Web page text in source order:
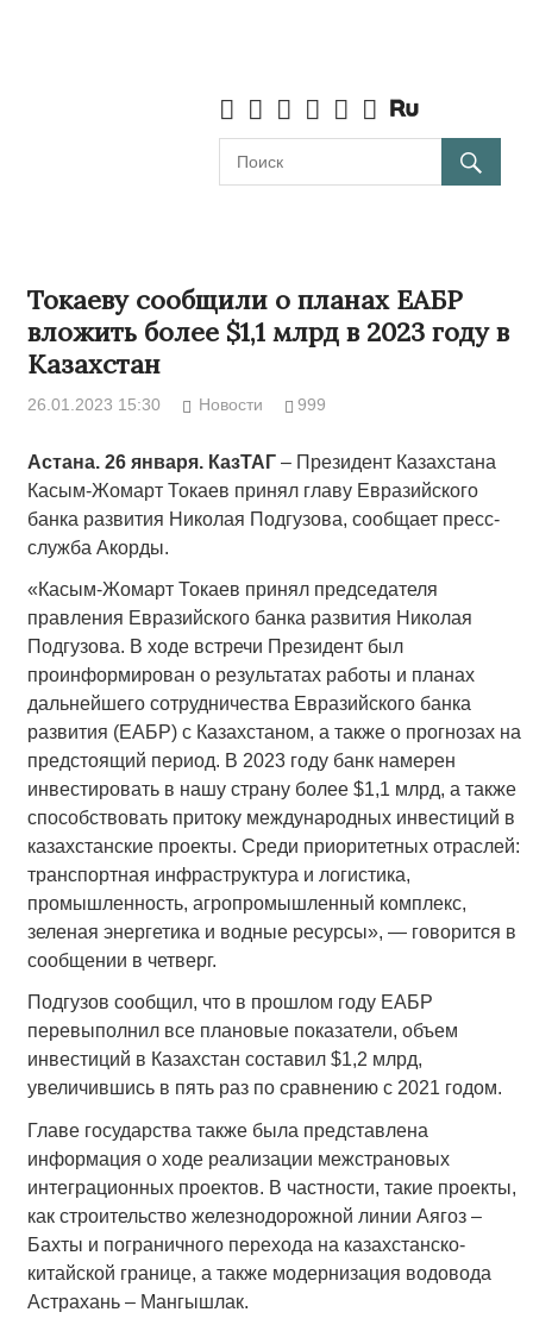
Токаеву сообщили о планах ЕАБР
вложить более $1,1 млрд в 2023 году в
Казахстан
26.01.2023 15:30 Новости 999
Астана. 26 января. КазТАГ – Президент Казахстана
Касым-Жомарт Токаев принял главу Евразийского
банка развития Николая Подгузова, сообщает пресс-
служба Акорды.
«Касым-Жомарт Токаев принял председателя
правления Евразийского банка развития Николая
Подгузова. В ходе встречи Президент был
проинформирован о результатах работы и планах
дальнейшего сотрудничества Евразийского банка
развития (ЕАБР) с Казахстаном, а также о прогнозах на
предстоящий период. В 2023 году банк намерен
инвестировать в нашу страну более $1,1 млрд, а также
способствовать притоку международных инвестиций в
казахстанские проекты. Среди приоритетных отраслей:
транспортная инфраструктура и логистика,
промышленность, агропромышленный комплекс,
зеленая энергетика и водные ресурсы», — говорится в
сообщении в четверг.
Подгузов сообщил, что в прошлом году ЕАБР
перевыполнил все плановые показатели, объем
инвестиций в Казахстан составил $1,2 млрд,
увеличившись в пять раз по сравнению с 2021 годом.
Главе государства также была представлена
информация о ходе реализации межстрановых
интеграционных проектов. В частности, такие проекты,
как строительство железнодорожной линии Аягоз –
Бахты и пограничного перехода на казахстанско-
китайской границе, а также модернизация водовода
Астрахань – Мангышлак.